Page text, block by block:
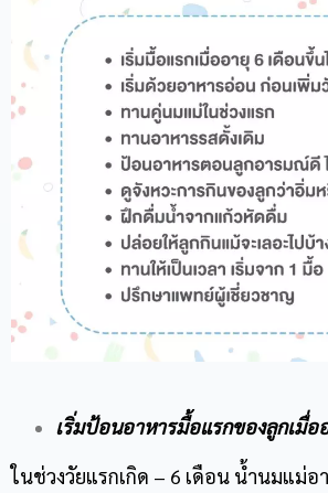
เริ่มป้อนอาหารมื้อแรกของลูกเมื่อ
ในช่วงวัยแรกเกิด – 6 เดือน น้ำนมแม่อ